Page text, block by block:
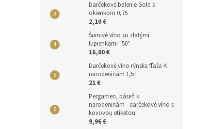
Darčekové balenie Gold s
okienkom 0,75
2,10 €
Šumivé víno so zlatými
lupienkami "50"
16,80 €
Darčekové víno rýnska fľaša K
narodeninám 1,5 l
21 €
Pergamen, báseň k
narodeninám - darčekové víno s
kovovou etiketou
9,96 €